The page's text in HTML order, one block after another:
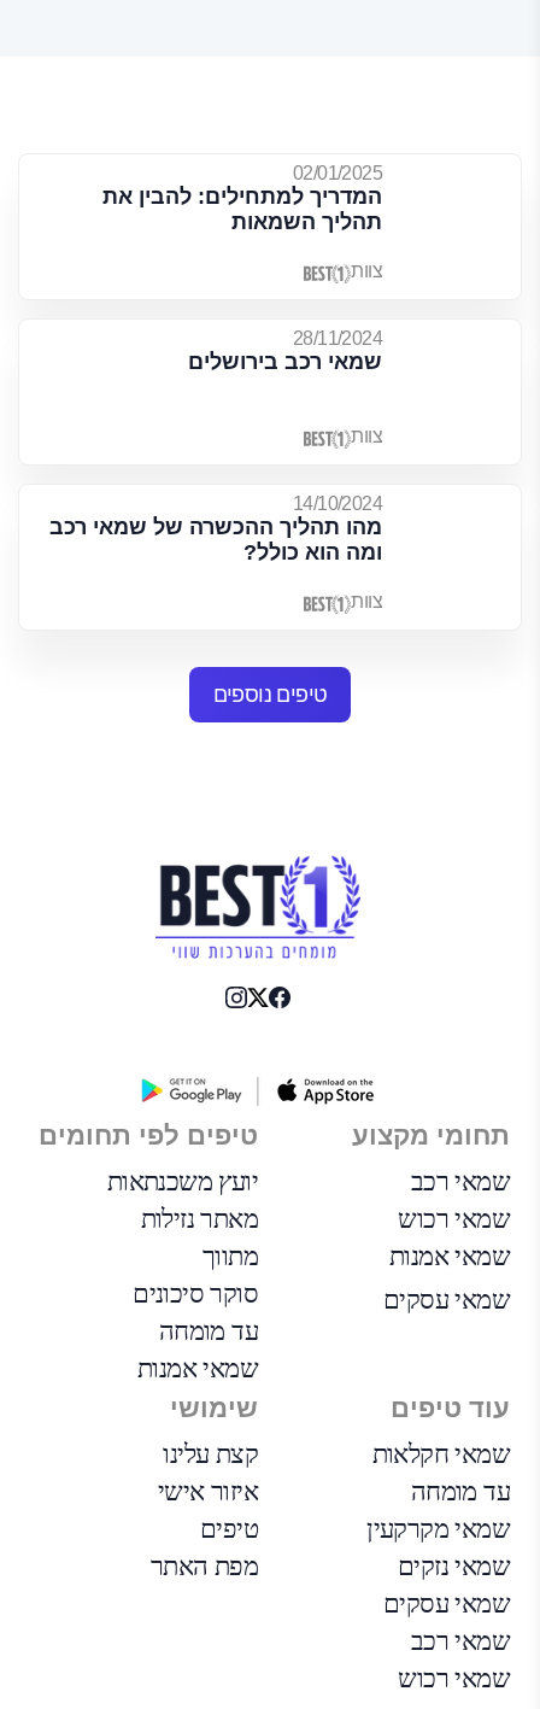
02/01/2025
המדריך למתחילים: להבין את
תהליך השמאות
צוות
28/11/2024
שמאי רכב בירושלים
צוות
14/10/2024
מהו תהליך ההכשרה של שמאי רכב
ומה הוא כולל?
צוות
טיפים נוספים
תחומי מקצוע
שמאי רכב
שמאי רכוש
שמאי אמנות
שמאי עסקים
טיפים לפי תחומים
יועץ משכנתאות
מאתר נזילות
מתווך
סוקר סיכונים
עד מומחה
שמאי אמנות
עוד טיפים
שמאי חקלאות
עד מומחה
שמאי מקרקעין
שמאי נזקים
שמאי עסקים
שמאי רכב
שמאי רכוש
שימושי
קצת עלינו
איזור אישי
טיפים
מפת האתר